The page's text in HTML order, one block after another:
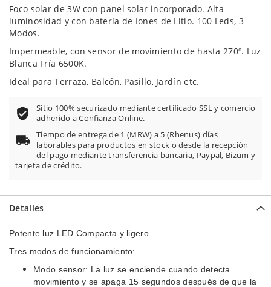
Foco solar de 3W con panel solar incorporado. Alta
luminosidad y con batería de Iones de Litio. 100 Leds, 3
Modos.
Impermeable, con sensor de movimiento de hasta 270º. Luz
Blanca Fría 6500K.
Ideal para Terraza, Balcón, Pasillo, Jardín etc.
Sitio 100% securizado mediante certificado SSL y comercio
adherido a Confianza Online.
Tiempo de entrega de 1 (MRW) a 5 (Rhenus) días
laborables para productos en stock o desde la recepción
del pago mediante transferencia bancaria, Paypal, Bizum y
tarjeta de crédito.
Detalles
Potente luz LED Compacta y ligero.
Tres modos de funcionamiento:
Modo sensor: La luz se enciende cuando detecta
movimiento y se apaga 15 segundos después de que la